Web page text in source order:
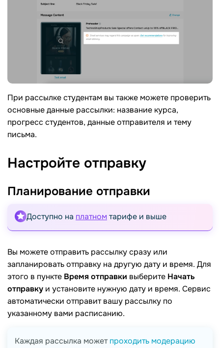
При рассылке студентам вы также можете проверить
основные данные рассылки: название курса,
прогресс студентов, данные отправителя и тему
письма.
Настройте отправку
Планирование отправки
Доступно на платном тарифе и выше
Вы можете отправить рассылку сразу или
запланировать отправку на другую дату и время. Для
этого в пункте Время отправки выберите Начать
отправку и установите нужную дату и время. Сервис
автоматически отправит вашу рассылку по
указанному вами расписанию.
Каждая рассылка можетпроходить модерацию